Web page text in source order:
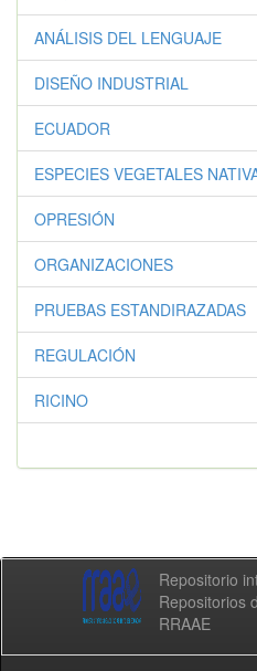
ANÁLISIS DEL LENGUAJE
DISEÑO INDUSTRIAL
ECUADOR
ESPECIES VEGETALES
OPRESIÓN
ORGANIZACIONES
PRUEBAS ESTANDIRAZADAS
REGULACIÓN
RICINO
Repositorio
Repositorios
RRAAE